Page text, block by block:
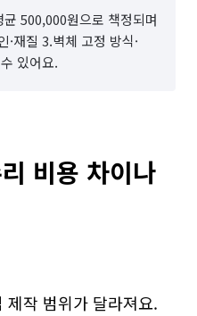
500,000원으로 책정되며
·재질 3.벽체 고정 방식·
있어요.
비용 차이나
제작 범위가 달라져요.